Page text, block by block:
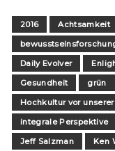
2016 Achtsamkeit
Daily Evolver
Gesundheit
grün
Hochkultur vor
integrale Perspektive
Jeff Salzman
Ken